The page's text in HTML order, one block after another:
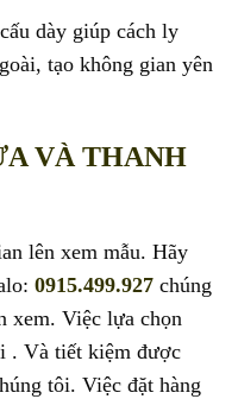
dày giúp cách ly
tạo không gian yên
VÀ THANH
lên xem mẫu. Hãy
0915.499.927 chúng
xem. Việc lựa chọn
. Và tiết kiệm được
tôi. Việc đặt hàng